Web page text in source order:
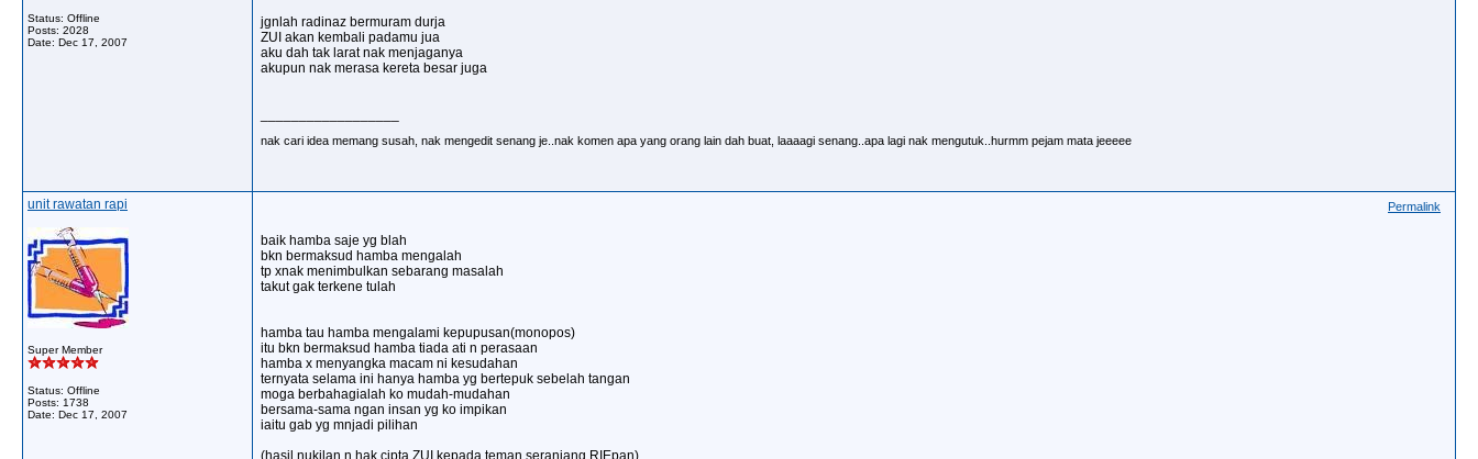
Status: Offline
Posts: 2028
Date: Dec 17, 2007
jgnlah radinaz bermuram durja
ZUI akan kembali padamu jua
aku dah tak larat nak menjaganya
akupun nak merasa kereta besar juga
nak cari idea memang susah, nak mengedit senang je..nak komen apa yang orang lain dah buat, laaaagi senang..apa lagi nak mengutuk..hurmm pejam mata jeeeee
unit rawatan rapi
Super Member
Status: Offline
Posts: 1738
Date: Dec 17, 2007
Permalink
baik hamba saje yg blah
bkn bermaksud hamba mengalah
tp xnak menimbulkan sebarang masalah
takut gak terkene tulah
hamba tau hamba mengalami kepupusan(monopos)
itu bkn bermaksud hamba tiada ati n perasaan
hamba x menyangka macam ni kesudahan
ternyata selama ini hanya hamba yg bertepuk sebelah tangan
moga berbahagialah ko mudah-mudahan
bersama-sama ngan insan yg ko impikan
iaitu gab yg mnjadi pilihan
(hasil nukilan n hak cipta ZUI kepada teman seranjang RIEpan)